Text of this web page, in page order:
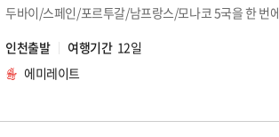
인천출발
여행기간 12일
에미레이트